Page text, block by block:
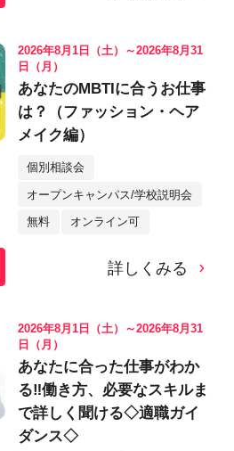
2026年8月1日（土）～2026年8月31
日（月）
あなたのMBTIに合うお仕事
は？（ファッション・ヘア
メイク編）
個別相談会
オープンキャンパス/学校説明会
無料 オンライン可
詳しくみる
2026年8月1日（土）～2026年8月31
日（月）
あなたに合った仕事がわか
る‼働き方、必要なスキルま
で詳しく聞ける◇適職ガイ
ダンス◇